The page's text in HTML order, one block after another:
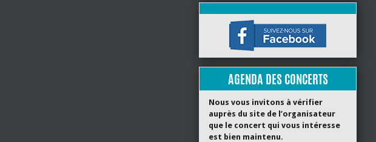
AGENDA DES CONCERTS
Nous vous invitons à vérifier
auprès du site de l’organisateur
que le concert qui vous intéresse
est bien maintenu.